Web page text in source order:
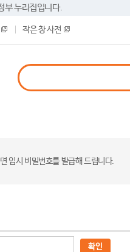
부 누리집입니다.
작은 창 사전
임시 비밀번호를 발급해 드립니다.
확인